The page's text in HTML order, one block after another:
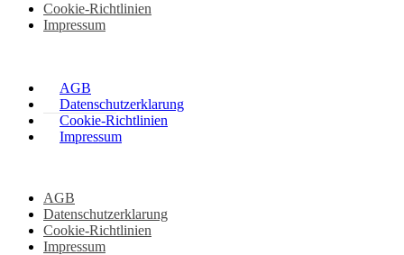
Cookie-Richtlinien
Impressum
AGB
Datenschutzerklarung
Cookie-Richtlinien
Impressum
AGB
Datenschutzerklarung
Cookie-Richtlinien
Impressum